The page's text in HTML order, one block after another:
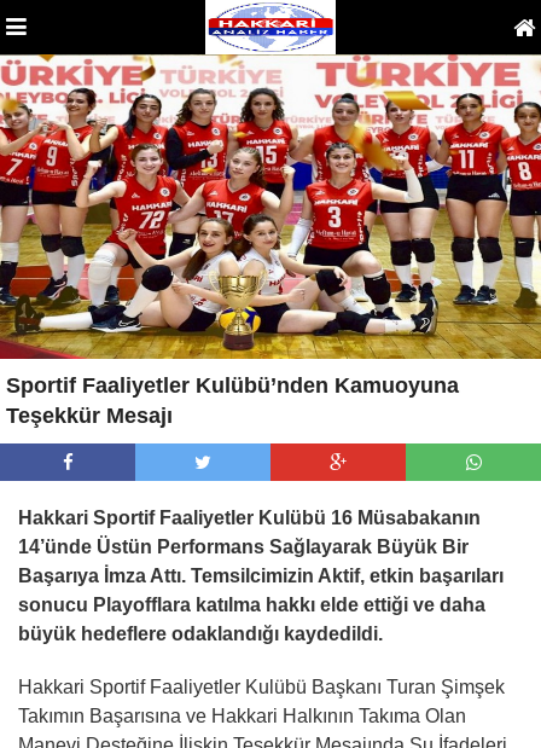
Sportif Faaliyetler Kulübü’nden Kamuoyuna
Teşekkür Mesajı
Hakkari Sportif Faaliyetler Kulübü 16 Müsabakanın
14’ünde Üstün Performans Sağlayarak Büyük Bir
Başarıya İmza Attı. Temsilcimizin Aktif, etkin başarıları
sonucu Playofflara katılma hakkı elde ettiği ve daha
büyük hedeflere odaklandığı kaydedildi.
Hakkari Sportif Faaliyetler Kulübü Başkanı Turan Şimşek
Takımın Başarısına ve Hakkari Halkının Takıma Olan